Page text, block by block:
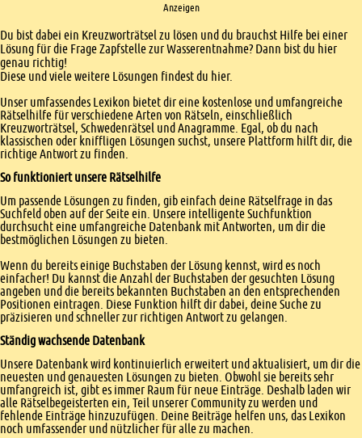
Anzeigen
Einleitung
Du bist dabei ein Kreuzworträtsel zu lösen und du brauchst Hilfe bei einer
Lösung für die Frage Zapfstelle zur Wasserentnahme? Dann bist du hier
genau richtig!
Diese und viele weitere Lösungen findest du hier.
Unser umfassendes Lexikon bietet dir eine kostenlose und umfangreiche
Rätselhilfe für verschiedene Arten von Rätseln, einschließlich
Kreuzworträtsel, Schwedenrätsel und Anagramme. Egal, ob du nach
klassischen oder kniffligen Lösungen suchst, unsere Plattform hilft dir, die
richtige Antwort zu finden.
So funktioniert unsere Rätselhilfe
Um passende Lösungen zu finden, gib einfach deine Rätselfrage in das
Suchfeld oben auf der Seite ein. Unsere intelligente Suchfunktion
durchsucht eine umfangreiche Datenbank mit Antworten, um dir die
bestmöglichen Lösungen zu bieten.
Wenn du bereits einige Buchstaben der Lösung kennst, wird es noch
einfacher! Du kannst die Anzahl der Buchstaben der gesuchten Lösung
angeben und die bereits bekannten Buchstaben an den entsprechenden
Positionen eintragen. Diese Funktion hilft dir dabei, deine Suche zu
präzisieren und schneller zur richtigen Antwort zu gelangen.
Ständig wachsende Datenbank
Unsere Datenbank wird kontinuierlich erweitert und aktualisiert, um dir die
neuesten und genauesten Lösungen zu bieten. Obwohl sie bereits sehr
umfangreich ist, gibt es immer Raum für neue Einträge. Deshalb laden wir
alle Rätselbegeisterten ein, Teil unserer Community zu werden und
fehlende Einträge hinzuzufügen. Deine Beiträge helfen uns, das Lexikon
noch umfassender und nützlicher für alle zu machen.